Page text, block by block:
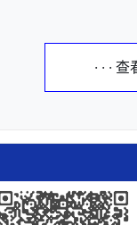
· · · 查